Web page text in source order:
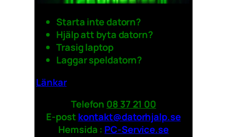
Starta inte datorn?
Hjälp att byta datorn?
Trasig laptop
Laggar speldatorn?
Länkar
Telefon 08 37 21 00
E-post kontakt@datorhjalp.se
Hemsida : PC-Service.se